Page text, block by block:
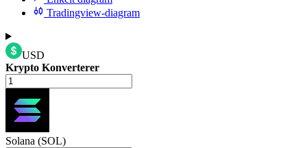
Tradingview-diagram
USD
Krypto Konverterer
Solana (SOL)